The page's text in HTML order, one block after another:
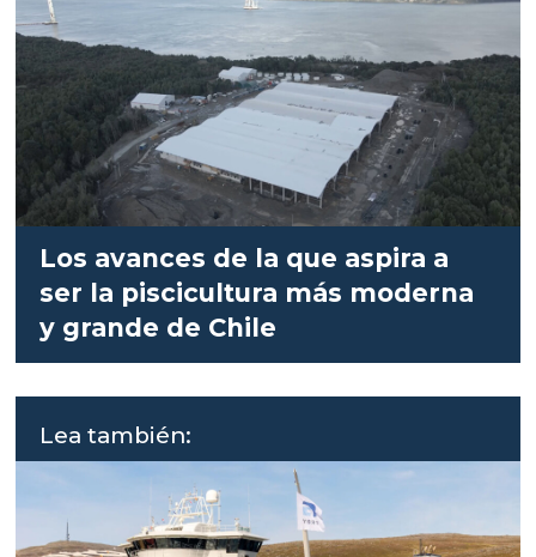
Los avances de la que aspira a
ser la piscicultura más moderna
y grande de Chile
Lea también: